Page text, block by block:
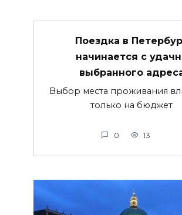
Поездка в
начинается с
выбранного
Выбор места проживания
только на бюджет
0 13